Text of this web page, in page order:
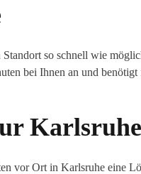
so schnell wie
bei Ihnen an und benötigt
Karlsruhe
vor Ort in Karlsruhe eine